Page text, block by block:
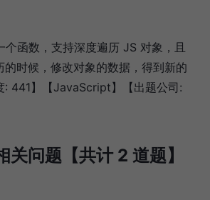
个函数，支持深度遍历 JS 对象，且
的时候，修改对象的数据，得到新的
: 441】【JavaScript】【出题公司:
关问题【共计 2 道题】